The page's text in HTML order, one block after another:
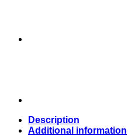
Description
Additional information